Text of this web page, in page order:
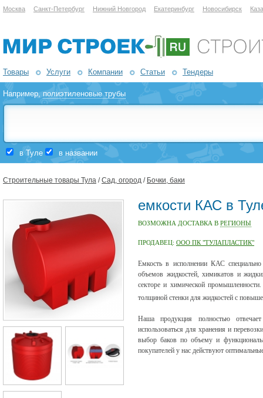
Москва Санкт-Петербург Нижний Новгород Екатеринбург Новосибирск
Товары Услуги Компании Статьи Тендеры
Например,полиэтиленовые трубы
в Туле в названии
Строительные товары Тула /Сад, огород / Бочки, баки
емкости КАС в
ВОЗМОЖНА ДОСТАВКА В РЕГИОНЫ
ПРОДАВЕЦ: ООО ПК "ТУЛАПЛАСТИК"
Емкость в исполнении КАС
объемов жидкостей, химикатов и
секторе и химической
толщиной стенки для жидкостей с
Наша продукция полностью
использоваться для хранения и
выбор баков по объему и
покупателей у нас действуют